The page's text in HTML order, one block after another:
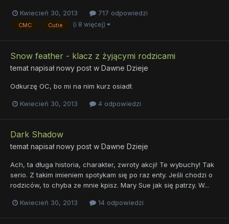
Kwiecień 30, 2013 717 odpowiedzi
CMC Cutie (i 8 więcej)
Snow feather - klacz z żyjącymi rodzicami
temat napisał nowy post w Dawne Dzieje
Odkurzę OC, bo mi na nim kurz osiadł.
Kwiecień 30, 2013 4 odpowiedzi
Dark Shadow
temat napisał nowy post w Dawne Dzieje
Ach, ta długa historia, charakter, zwroty akcji! Te wybuchy! Tak
serio. Z takim imieniem spotykam się po raz enty. Jeśli chodzi o
rodziców, to chyba ze mnie kpisz. Mary Sue jak się patrzy. W...
Kwiecień 30, 2013 14 odpowiedzi